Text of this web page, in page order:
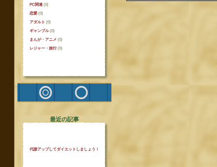
PC関連 (0)
恋愛 (0)
アダルト (0)
ギャンブル(0)
まんが・アニメ (0)
レジャー・旅行 (0)
最近の記事
代謝アップしてダイエットしましょう！